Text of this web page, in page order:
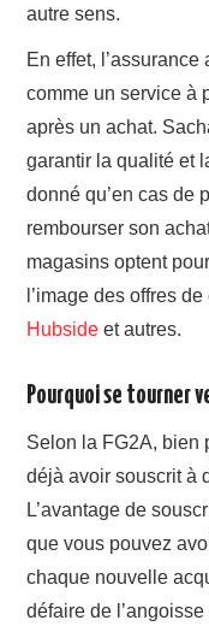
autre sens.
En effet,
comme un service à
après un achat.
garantir la qualité et
donné qu’en cas de
rembourser son
magasins optent
l’image des offres
Hubside et autres.
Pourquoi se tourner
Selon la FG2A, bien
déjà avoir souscrit à
L’avantage de
que vous pouvez
chaque nouvelle
défaire de